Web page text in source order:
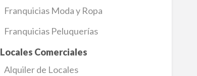
Franquicias Moda y Ropa
Franquicias Peluquerías
Locales Comerciales
Alquiler de Locales